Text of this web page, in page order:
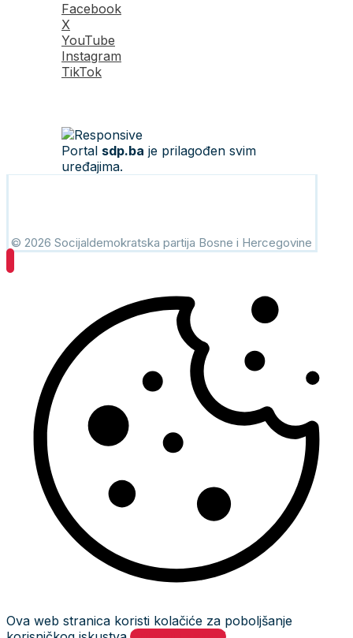
Facebook
X
YouTube
Instagram
TikTok
Portal sdp.ba je prilagođen svim
uređajima.
© 2026 Socijaldemokratska partija Bosne i Hercegovine
Ova web stranica koristi kolačiće za poboljšanje